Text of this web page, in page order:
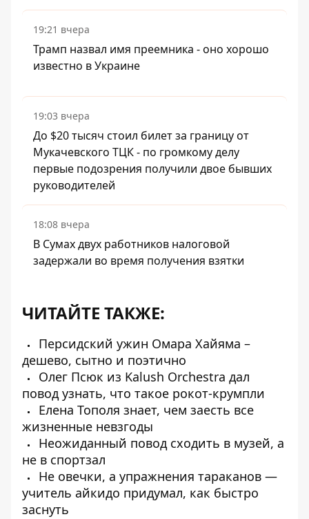
19:21 вчера
Трамп назвал имя преемника - оно хорошо
известно в Украине
19:03 вчера
До $20 тысяч стоил билет за границу от
Мукачевского ТЦК - по громкому делу
первые подозрения получили двое бывших
руководителей
18:08 вчера
В Сумах двух работников налоговой
задержали во время получения взятки
ЧИТАЙТЕ ТАКЖЕ:
Персидский ужин Омара Хайяма –
дешево, сытно и поэтично
Олег Псюк из Kalush Orchestra дал
повод узнать, что такое рокот-крумпли
Елена Тополя знает, чем заесть все
жизненные невзгоды
Неожиданный повод сходить в музей, а
не в спортзал
Не овечки, а упражнения тараканов —
учитель айкидо придумал, как быстро
заснуть